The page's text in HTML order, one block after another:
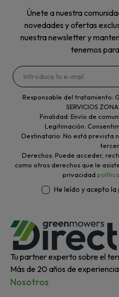
Únete a nuestra
novedades y ofertas
nuestra newsletter y
tenemos
Responsable del tratamiento:
SERVICIOS
Finalidad: Envío de
Legitimación:
Destinatario: No está prevista
Derechos: Puede acceder,
como otros derechos que le
privacidad
He leído y acepto la
Tu partner experto sobre el
Más de 20 años de
Nosotros